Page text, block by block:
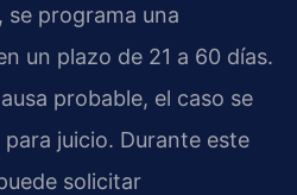
programa una
un plazo de 21 a 60 días.
probable, el caso se
juicio. Durante este
solicitar